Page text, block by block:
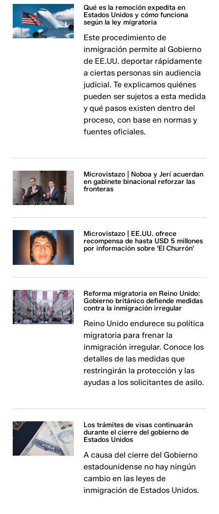
Qué es la remoción expedita en
Estados Unidos y cómo funciona
según la ley migratoria
Este procedimiento de
inmigración permite al Gobierno
de EE.UU. deportar rápidamente
a ciertas personas sin audiencia
judicial. Te explicamos quiénes
pueden ser sujetos a esta medida
y qué pasos existen dentro del
proceso, con base en normas y
fuentes oficiales.
Microvistazo | Noboa y Jerí acuerdan
en gabinete binacional reforzar las
fronteras
Microvistazo | EE.UU. ofrece
recompensa de hasta USD 5 millones
por información sobre 'El Churrón'
Reforma migratoria en Reino Unido:
Gobierno británico defiende medidas
contra la inmigración irregular
Reino Unido endurece su política
migratoria para frenar la
inmigración irregular. Conoce los
detalles de las medidas que
restringirán la protección y las
ayudas a los solicitantes de asilo.
Los trámites de visas continuarán
durante el cierre del gobierno de
Estados Unidos
A causa del cierre del Gobierno
estadounidense no hay ningún
cambio en las leyes de
inmigración de Estados Unidos.